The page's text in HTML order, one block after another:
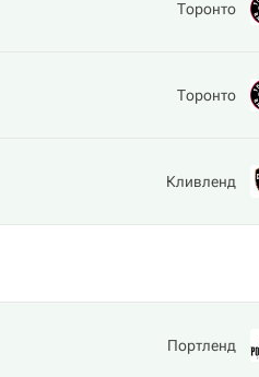
Торонто
Торонто
Кливленд
Портленд